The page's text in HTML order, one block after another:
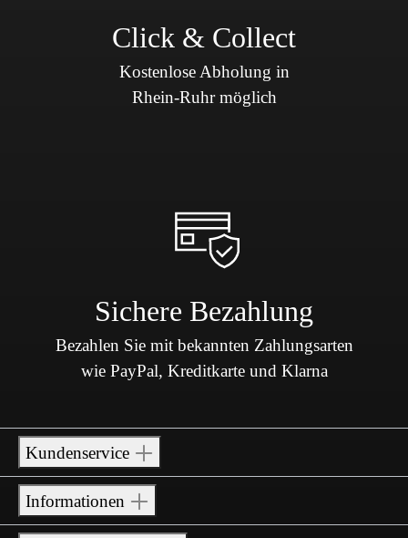
Click & Collect
Kostenlose Abholung in
Rhein-Ruhr möglich
Sichere Bezahlung
Bezahlen Sie mit bekannten Zahlungsarten
wie PayPal, Kreditkarte und Klarna
Kundenservice
Informationen